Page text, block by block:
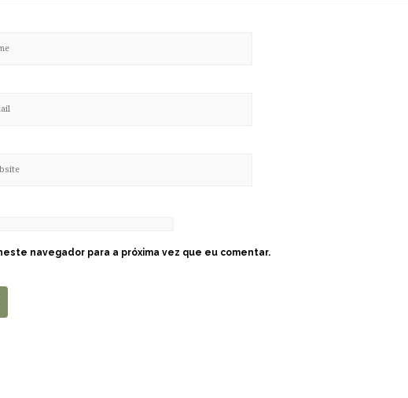
navegador para a próxima vez que eu comentar.